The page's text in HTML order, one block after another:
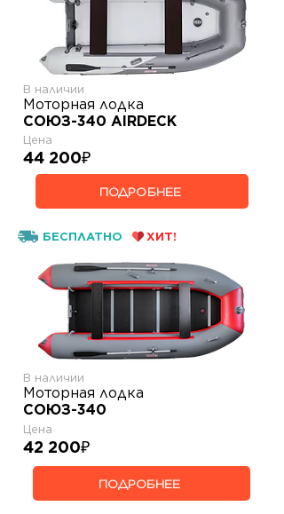
В наличии
Моторная лодка
СОЮЗ-340 AIRDECK
Цена
44 200₽
ПОДРОБНЕЕ
Моторная лодка
СОЮЗ-340
В наличии
Цена
42 200₽
ПОДРОБНЕЕ
БЕСПЛАТНО ХИТ!